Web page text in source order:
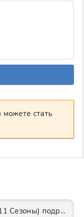
стать
Ментовские войны Все (1-11 Сезоны) подряд Сериал